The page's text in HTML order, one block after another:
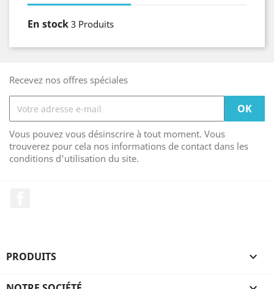
En stock 3 Produits
Recevez nos offres spéciales
Vous pouvez vous désinscrire à tout moment. Vous
trouverez pour cela nos informations de contact dans les
conditions d'utilisation du site.
PRODUITS 